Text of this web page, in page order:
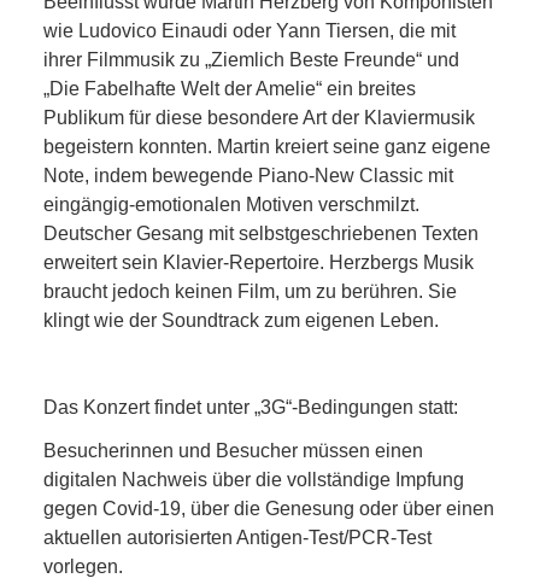
wie Ludovico Einaudi oder Yann Tiersen, die mit
ihrer Filmmusik zu „Ziemlich Beste Freunde“ und
„Die Fabelhafte Welt der Amelie“ ein breites
Publikum für diese besondere Art der Klaviermusik
begeistern konnten. Martin kreiert seine ganz eigene
Note, indem bewegende Piano-New Classic mit
eingängig-emotionalen Motiven verschmilzt.
Deutscher Gesang mit selbstgeschriebenen Texten
erweitert sein Klavier-Repertoire. Herzbergs Musik
braucht jedoch keinen Film, um zu berühren. Sie
klingt wie der Soundtrack zum eigenen Leben.
Das Konzert findet unter „3G“-Bedingungen statt:
Besucherinnen und Besucher müssen einen
digitalen Nachweis über die vollständige Impfung
gegen Covid-19, über die Genesung oder über einen
aktuellen autorisierten Antigen-Test/PCR-Test
vorlegen.